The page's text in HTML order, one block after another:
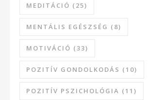
MEDITÁCIÓ (25)
MENTÁLIS EGÉSZSÉG (8)
MOTIVÁCIÓ (33)
POZITÍV GONDOLKODÁS (10)
POZITÍV PSZICHOLÓGIA (11)